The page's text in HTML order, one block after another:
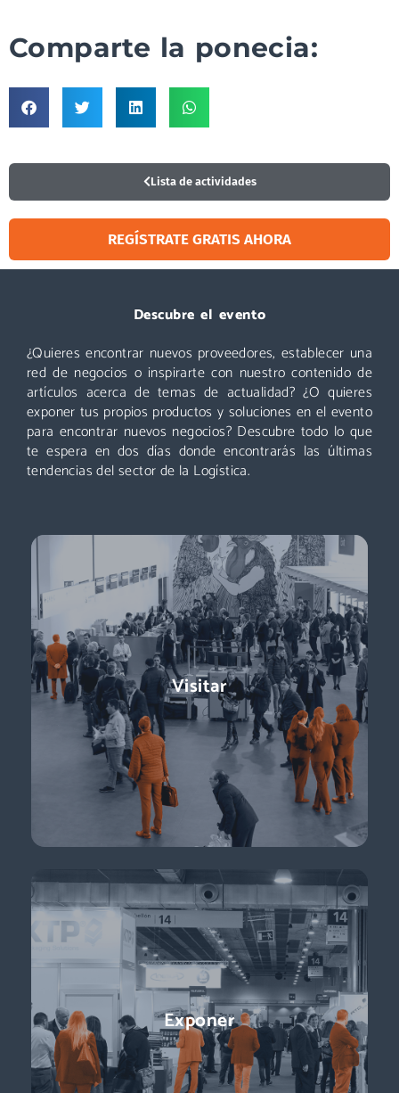
Comparte la ponecia:
Lista de actividades
REGÍSTRATE GRATIS AHORA
Descubre el evento
¿Quieres encontrar nuevos proveedores, establecer una
red de negocios o inspirarte con nuestro contenido de
artículos acerca de temas de actualidad? ¿O quieres
exponer tus propios productos y soluciones en el evento
para encontrar nuevos negocios? Descubre todo lo que
te espera en dos días donde encontrarás las últimas
tendencias del sector de la Logística.
Visitar
Visitar
Un evento que no puedes perderte: miles de profesionales
acuden cada año a Logistics & Automation, no te quedes
fuera. ¡Conoce nuevos proveedores, descubre todas las áreas
y asiste a las mejores conferencias!
Descubre más
Exponer
Exponer
Logistics & Automation es la feria líder en España, el evento
referente para conocer a los decisores de compras:
directores de logística, directores de compras, responsables
de e-commerce … + de 11.000 profesionales para impulsar tu
Descubre más
Conferencias
¡Ponentes líderes, presentaciones centradas en temas de
actualidad y perspectivas sobre el futuro del sector que
están a la vuelta de la esquina!